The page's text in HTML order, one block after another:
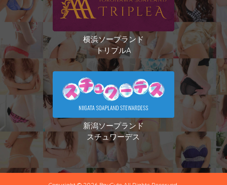
横浜ソープランド
トリプルA
新潟ソープランド
スチュワーデス